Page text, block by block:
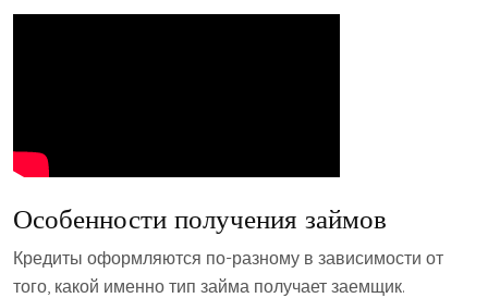
Особенности получения займов
Кредиты оформляются по-разному в зависимости от
того, какой именно тип займа получает заемщик.